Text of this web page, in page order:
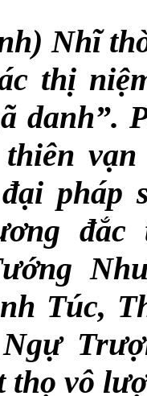
Nhĩ
thị
danh”.
thiên
pháp
Túc,
thọ vô